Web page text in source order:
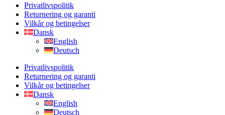
Privatlivspolitik
Returnering og garanti
Vilkår og betingelser
Dansk
English
Deutsch
Privatlivspolitik
Returnering og garanti
Vilkår og betingelser
Dansk
English
Deutsch